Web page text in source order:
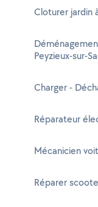
Cloturer jardin
Peyzieux-sur-
Charger -
Réparateur
Mécanicien
Réparer